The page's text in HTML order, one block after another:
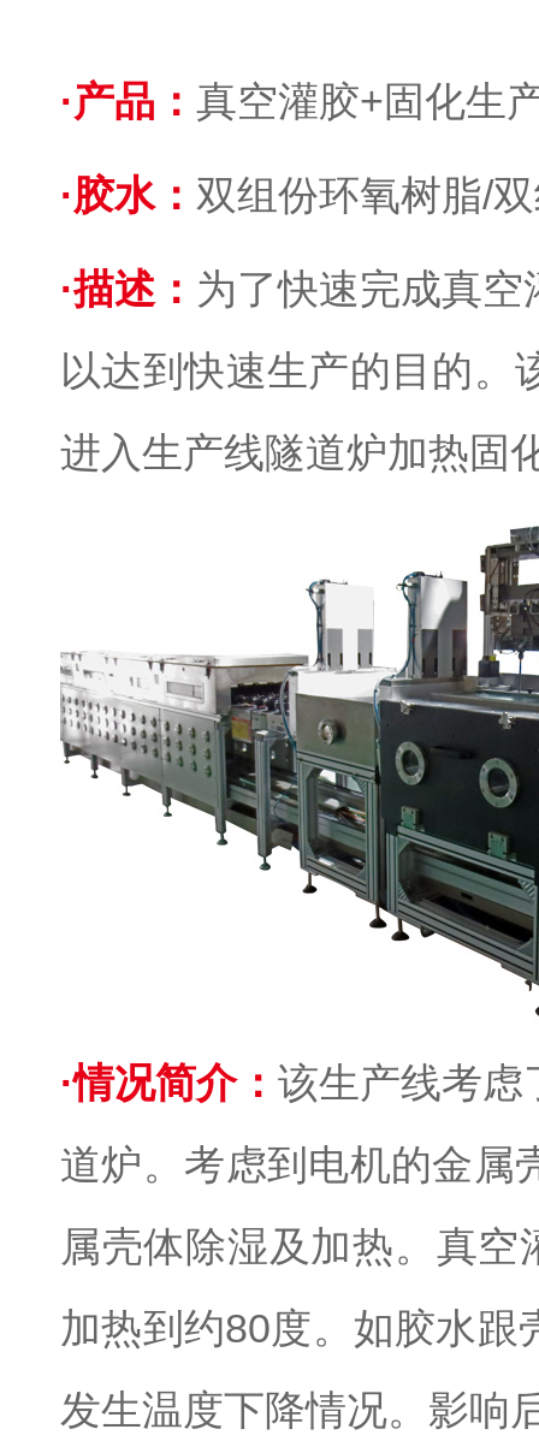
·产品： 真空灌胶+固化生
·胶水： 双组份环氧树脂/
·描述： 为了快速完成真
以达到快速生产的目的
进入生产线隧道炉加热固
·情况简介：该生产线考虑
道炉。考虑到电机的金属
属壳体除湿及加热。 真空
加热到约80度。如胶水
发生温度下降情况。影响